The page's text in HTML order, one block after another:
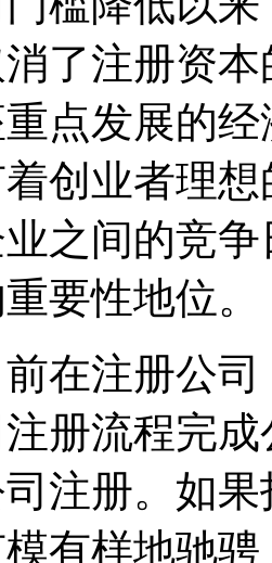
了注册资
点发展的
创业者理
之间的竞
要性地位。
在注册公
册流程完
注册。如
有样地驰